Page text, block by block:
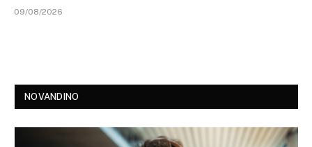
09/08/2026
NOVANDINO